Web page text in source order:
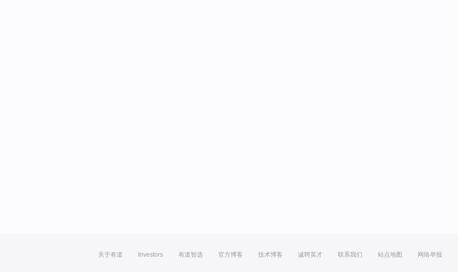
关于有道 Investors 有道智选 官方博客 技术博客 诚聘英才 联系我们 站点地图 网络举报